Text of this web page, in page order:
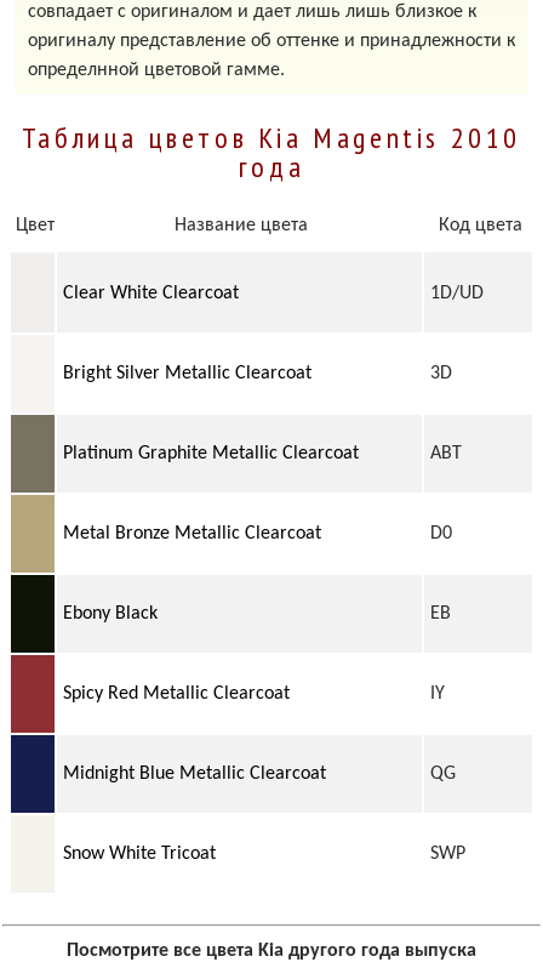
совпадает с оригиналом и дает лишь лишь близкое к
оригиналу представление об оттенке и принадлежности к
определнной цветовой гамме.
Таблица цветов Kia Magentis 2010
года
Цвет Название цвета Код цвета
Clear White Clearcoat 1D/UD
Bright Silver Metallic Clearcoat 3D
Platinum Graphite Metallic Clearcoat ABT
Metal Bronze Metallic Clearcoat D0
Ebony Black EB
Spicy Red Metallic Clearcoat IY
Midnight Blue Metallic Clearcoat QG
Snow White Tricoat SWP
Посмотрите все цвета Kia другого года выпуска